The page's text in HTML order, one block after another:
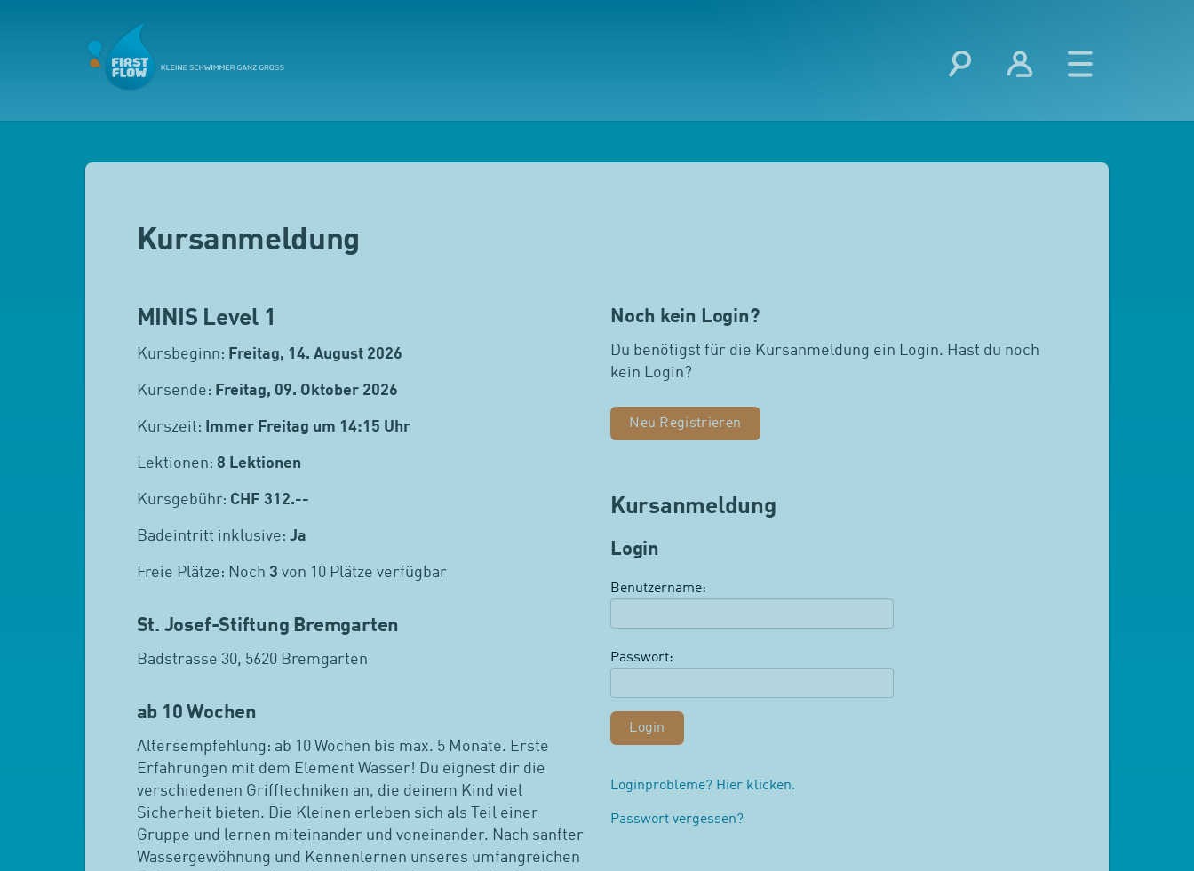
Kursanmeldung
MINIS Level 1
Kursbeginn: Freitag, 14. August 2026
Kursende: Freitag, 09. Oktober 2026
Kurszeit: Immer Freitag um 14:15 Uhr
Lektionen: 8 Lektionen
Kursgebühr: CHF 312.--
Badeintritt inklusive: Ja
Freie Plätze: Noch 3 von 10 Plätze verfügbar
St. Josef-Stiftung Bremgarten
Badstrasse 30, 5620 Bremgarten
ab 10 Wochen
Altersempfehlung: ab 10 Wochen bis max. 5 Monate. Erste
Erfahrungen mit dem Element Wasser! Du eignest dir die
verschiedenen Grifftechniken an, die deinem Kind viel
Sicherheit bieten. Die Kleinen erleben sich als Teil einer
Gruppe und lernen miteinander und voneinander. Nach sanfter
Wassergewöhnung und Kennenlernen unseres umfangreichen
Noch kein Login?
Du benötigst für die Kursanmeldung ein Login. Hast du noch
kein Login?
Neu Registrieren
Kursanmeldung
Login
Benutzername:
Passwort:
Loginprobleme? Hier klicken.
Passwort vergessen?